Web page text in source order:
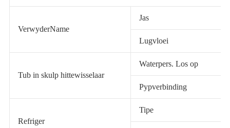
VerwyderName
Jas
Lugvloei
Tub in skulp hittewisselaar
Waterpers. Los op
Pypverbinding
Refriger
Tipe